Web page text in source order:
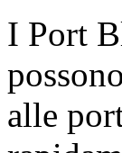
I Port
alle